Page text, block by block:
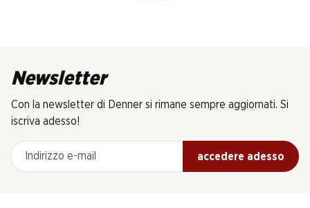
Newsletter
Con la newsletter di Denner si rimane sempre aggiornati. Si
iscriva adesso!
Indirizzo e-mail
accedere adesso